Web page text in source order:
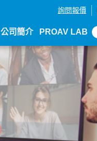
詢問報價
公司簡介 PROAV LAB